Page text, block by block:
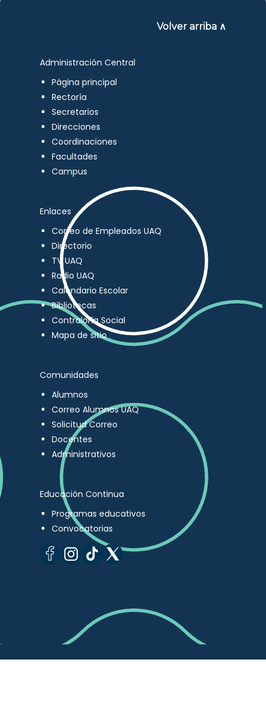
Volver arriba ∧
Administración Central
Página principal
Rectoría
Secretarios
Direcciones
Coordinaciones
Facultades
Campus
Enlaces
Correo de Empleados UAQ
Directorio
TV UAQ
Radio UAQ
Calendario Escolar
Bibliotecas
Contraloría Social
Mapa de sitio
Comunidades
Alumnos
Correo Alumnos UAQ
Solicitud Correo
Docentes
Administrativos
Educación Continua
Programas educativos
Convocatorias